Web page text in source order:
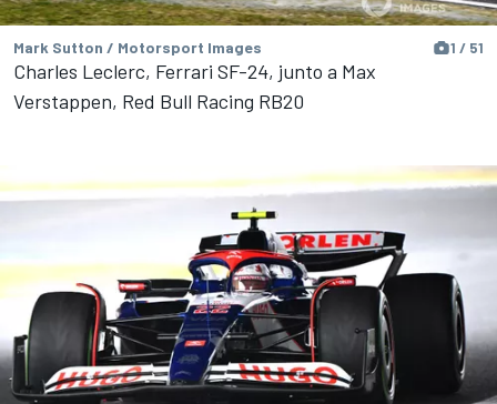
Mark Sutton / Motorsport Images 1 / 51
Charles Leclerc, Ferrari SF-24, junto a Max
Verstappen, Red Bull Racing RB20